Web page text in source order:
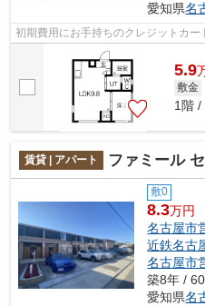
愛知県名
初期費用にお手持ちのクレジットカー
5.9
敷金
1階 /
賃貸 | アパート ファミール
敷0
8.3万円
名古屋市
近鉄名古
名古屋市
築8年 /
愛知県名